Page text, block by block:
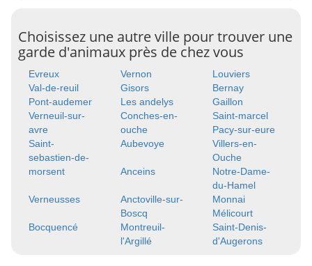
Choisissez une autre ville pour trouver une
garde d'animaux près de chez vous
Evreux Vernon
Louviers
Val-de-reuil
Gisors
Bernay
Pont-audemer
Les andelys
Gaillon
Verneuil-sur-
avre
Conches-en-
ouche
Saint-marcel
Pacy-sur-eure
Saint-
sebastien-de-
morsent
Aubevoye
Villers-en-
Ouche
Anceins
Notre-Dame-
du-Hamel
Verneusses
Anctoville-sur-
Boscq
Monnai
Mélicourt
Bocquencé
Montreuil-
l'Argillé
Saint-Denis-
d'Augerons